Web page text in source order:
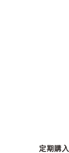
定期購入